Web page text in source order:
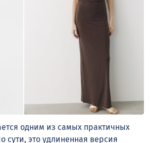
одним из самых практичных
сути, это удлиненная версия